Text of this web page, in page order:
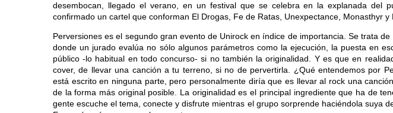
desembocan, llegado el verano, en un festival que se celebra en la explanada del
confirmado un cartel que conforman El Drogas, Fe de Ratas, Unexpectance, Monasthyr y
Perversiones es el segundo gran evento de Unirock en índice de importancia. Se trata
donde un jurado evalúa no sólo algunos parámetros como la ejecución, la puesta en
público -lo habitual en todo concurso- si no también la originalidad. Y es que en
cover, de llevar una canción a tu terreno, si no de pervertirla. ¿Qué entendemos por
está escrito en ninguna parte, pero personalmente diría que es llevar al rock una
de la forma más original posible. La originalidad es el principal ingrediente que ha de
gente escuche el tema, conecte y disfrute mientras el grupo sorprende haciéndola suya